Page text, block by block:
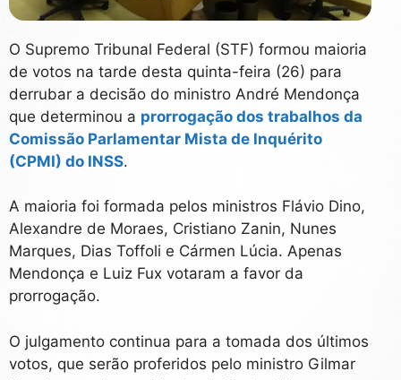
O Supremo Tribunal Federal (STF) formou maioria
de votos na tarde desta quinta-feira (26) para
derrubar a decisão do ministro André Mendonça
que determinou a prorrogação dos trabalhos da
Comissão Parlamentar Mista de Inquérito
(CPMI) do INSS.
A maioria foi formada pelos ministros Flávio Dino,
Alexandre de Moraes, Cristiano Zanin, Nunes
Marques, Dias Toffoli e Cármen Lúcia. Apenas
Mendonça e Luiz Fux votaram a favor da
prorrogação.
O julgamento continua para a tomada dos últimos
votos, que serão proferidos pelo ministro Gilmar